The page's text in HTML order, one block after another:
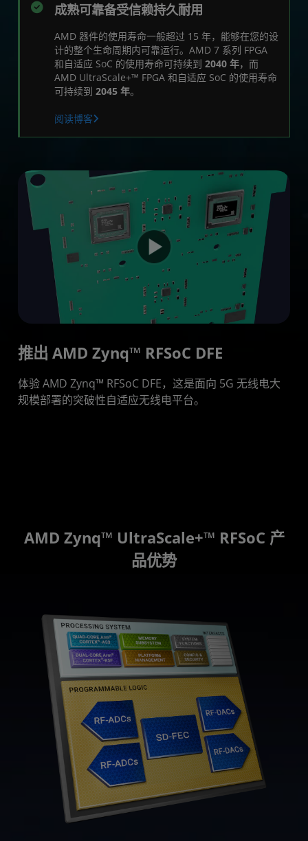
产品表
立即体验
成熟可靠备受信赖持久耐用
AMD 器件的使用寿命一般超过 15 年，能够在您的设
计的整个生命周期内可靠运行。AMD 7 系列 FPGA
和自适应 SoC 的使用寿命可持续到 2040 年，而
AMD UltraScale+™ FPGA 和自适应 SoC 的使用寿命
可持续到 2045 年。
阅读博客
推出 AMD Zynq™ RFSoC DFE
体验 AMD Zynq™ RFSoC DFE，这是面向 5G 无线电大
规模部署的突破性自适应无线电平台。
AMD Zynq™ UltraScale+™ RFSoC 产
品优势